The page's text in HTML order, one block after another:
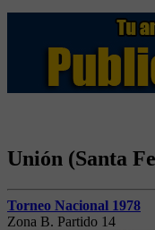
Unión (Santa
Torneo Nacional 1978
Zona B. Partido 14